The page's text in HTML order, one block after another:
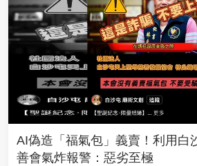
AI偽造「福氣包」義賣！利用
善會氣炸報警：惡劣至極